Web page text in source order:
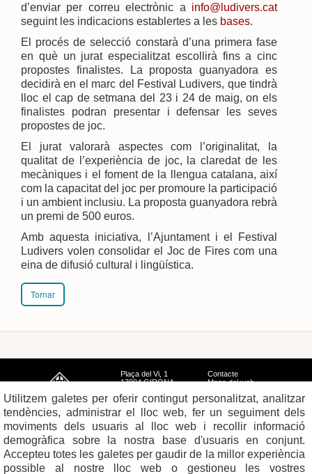
d’enviar per correu electrònic a info@ludivers.cat
seguint les indicacions establertes a les bases.
El procés de selecció constarà d’una primera fase
en què un jurat especialitzat escollirà fins a cinc
propostes finalistes. La proposta guanyadora es
decidirà en el marc del Festival Ludivers, que tindrà
lloc el cap de setmana del 23 i 24 de maig, on els
finalistes podran presentar i defensar les seves
propostes de joc.
El jurat valorarà aspectes com l’originalitat, la
qualitat de l’experiència de joc, la claredat de les
mecàniques i el foment de la llengua catalana, així
com la capacitat del joc per promoure la participació
i un ambient inclusiu. La proposta guanyadora rebrà
un premi de 500 euros.
Amb aquesta iniciativa, l’Ajuntament i el Festival
Ludivers volen consolidar el Joc de Fires com una
eina de difusió cultural i lingüística.
Tornar
Plaça del Vi, 1
17004 GIRONA
Contacte
Mapa del web
Avís legal
Utilitzem galetes per oferir contingut personalitzat, analitzar
tendències, administrar el lloc web, fer un seguiment dels
moviments dels usuaris al lloc web i recollir informació
demogràfica sobre la nostra base d'usuaris en conjunt.
Accepteu totes les galetes per gaudir de la millor experiència
possible al nostre lloc web o gestioneu les vostres